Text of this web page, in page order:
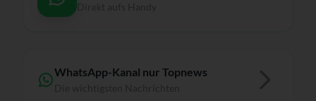
WhatsApp-Kanal nur Topnews